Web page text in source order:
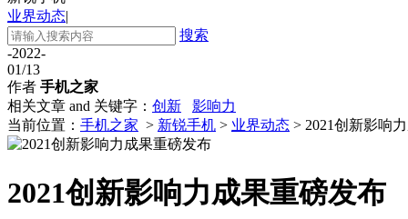
业界动态|
搜索
-2022-
01/13
作者 手机之家
相关文章 and 关键字： 创新
影响力
当前位置： 手机之家 > 新锐手机 > 业界动态 > 2021创新影响
2021创新影响力成果重磅发布